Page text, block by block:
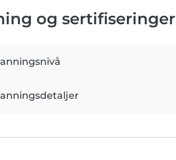
og sertifiseringer